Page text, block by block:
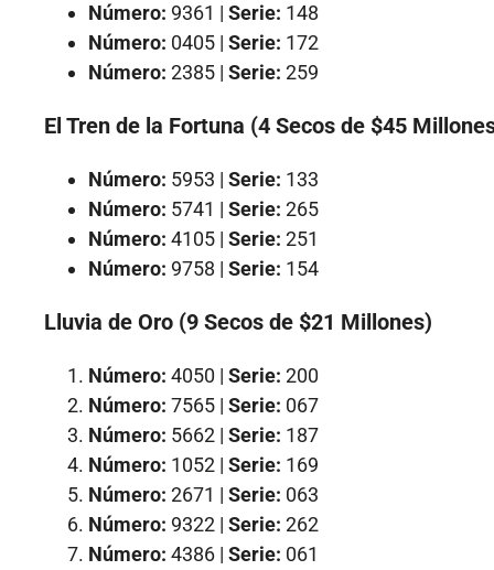
Número: 9361 | Serie: 148
Número: 0405 | Serie: 172
Número: 2385 | Serie: 259
El Tren de la Fortuna (4 Secos de $45
Número: 5953 | Serie: 133
Número: 5741 | Serie: 265
Número: 4105 | Serie: 251
Número: 9758 | Serie: 154
Lluvia de Oro (9 Secos de $21 Millones)
Número: 4050 | Serie: 200
Número: 7565 | Serie: 067
Número: 5662 | Serie: 187
Número: 1052 | Serie: 169
Número: 2671 | Serie: 063
Número: 9322 | Serie: 262
Número: 4386 | Serie: 061